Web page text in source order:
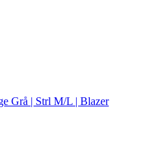
Grå | Strl M/L | Blazer